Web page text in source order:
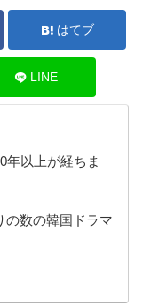
はてブ
LINE
年以上が経ちま
の数の韓国ドラマ